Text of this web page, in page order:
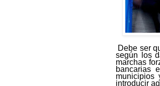
Debe ser
según
los
marchas
bancarias
municipios
introducir